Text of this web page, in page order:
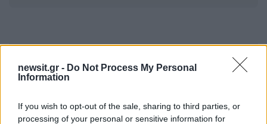
newsit.gr - Do Not Process My Personal
Information
If you wish to opt-out of the sale, sharing to third parties, or
processing of your personal or sensitive information for
Πιο δημοφιλή
1 Ποιες περιοχές βρίσκονται στο επίκεντρο
και μέχρι πότε θα κρατήσουν τα μελτέμια